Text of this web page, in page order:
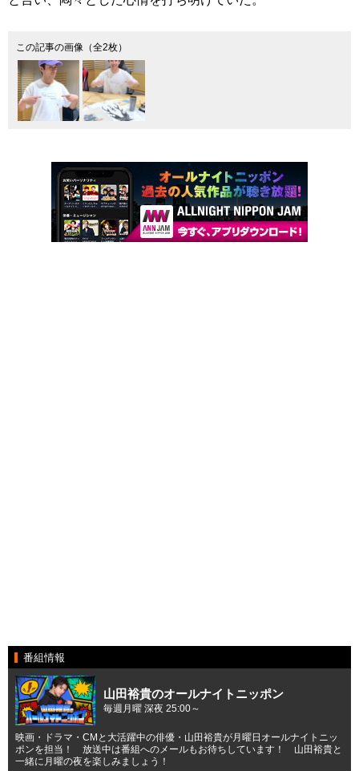
この記事の画像（全2枚）
番組情報
山田裕貴のオールナイトニッポン
毎週月曜 深夜 25:00～
映画・ドラマ・CMと大活躍中の俳優・山田裕貴が月曜日オールナイトニッ
ポンを担当！ 放送中は番組へのメールもお待ちしています！ 山田裕貴と
一緒に月曜の夜を楽しみましょう！